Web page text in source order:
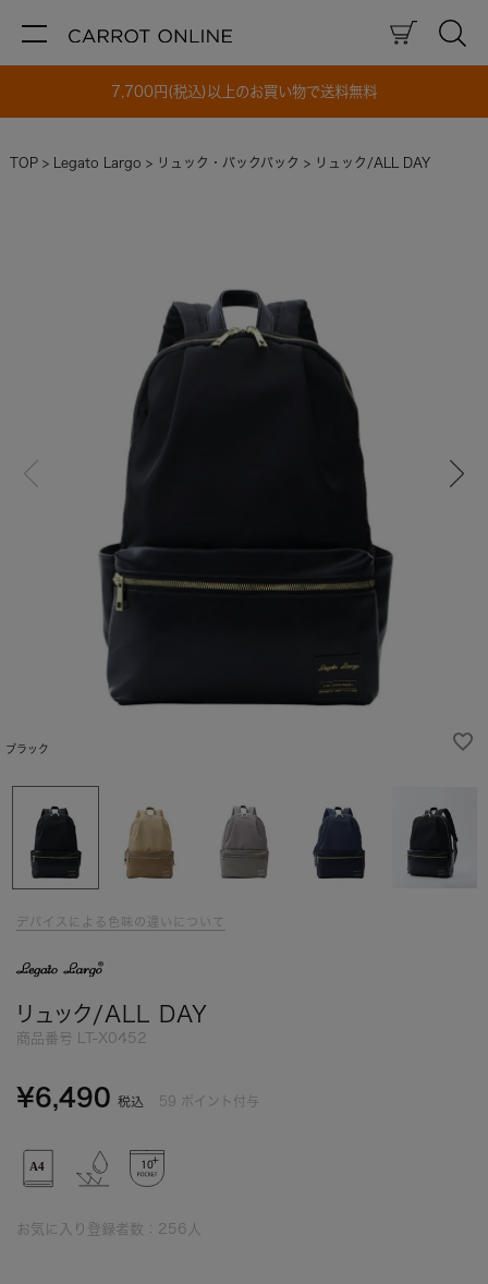
7,700円(税込)以上のお買い物で送料無料
TOP Legato Largo リュック・バックパック リュック/ALL DAY
ブラック
デバイスによる色味の違いについて
リュック/ALL DAY
商品番号 LT-X0452
¥6,490 税込 59 ポイント付与
お気に入り登録者数： 256 人